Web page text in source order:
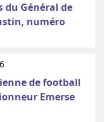
du Général de
numéro
de football
Emerse